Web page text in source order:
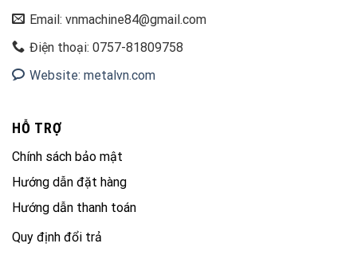
Email: vnmachine84@gmail.com
Điện thoại: 0757-81809758
Website: metalvn.com
HỖ TRỢ
Chính sách bảo mật
Hướng dẫn đặt hàng
Hướng dẫn thanh toán
Quy định đổi trả